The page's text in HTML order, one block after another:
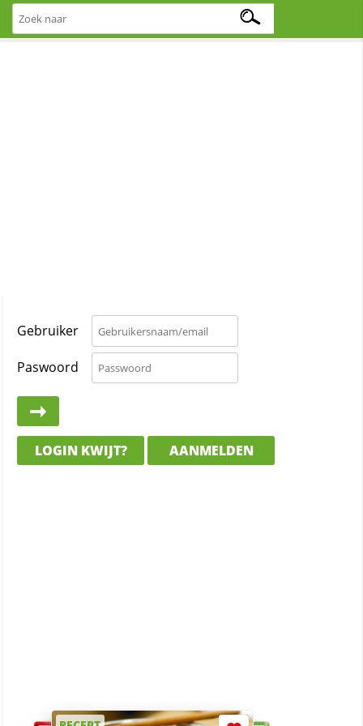
Gebruiker
Paswoord
LOGIN KWIJT? AANMELDEN